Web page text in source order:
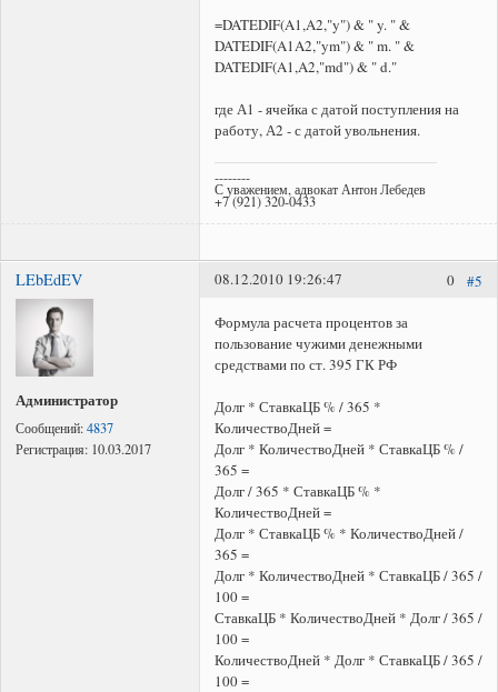
=DATEDIF(A1,A2,"y") & " y. " &
DATEDIF(A1A2,"ym") & " m. " &
DATEDIF(A1,A2,"md") & " d."
где А1 - ячейка с датой поступления на
работу, А2 - с датой увольнения.
--------
С уважением, адвокат Антон Лебедев
+7 (921) 320-0433
LEbEdEV
Администратор
Сообщений:4837
Регистрация: 10.03.2017
#5
0
08.12.2010 19:26:47
Формула расчета процентов за
пользование чужими денежными
средствами по ст. 395 ГК РФ
Долг * СтавкаЦБ % / 365 *
КоличествоДней =
Долг * КоличествоДней * СтавкаЦБ % /
365 =
Долг / 365 * СтавкаЦБ % *
КоличествоДней =
Долг * СтавкаЦБ % * КоличествоДней /
365 =
Долг * КоличествоДней * СтавкаЦБ / 365 /
100 =
СтавкаЦБ * КоличествоДней * Долг / 365 /
100 =
КоличествоДней * Долг * СтавкаЦБ / 365 /
100 =